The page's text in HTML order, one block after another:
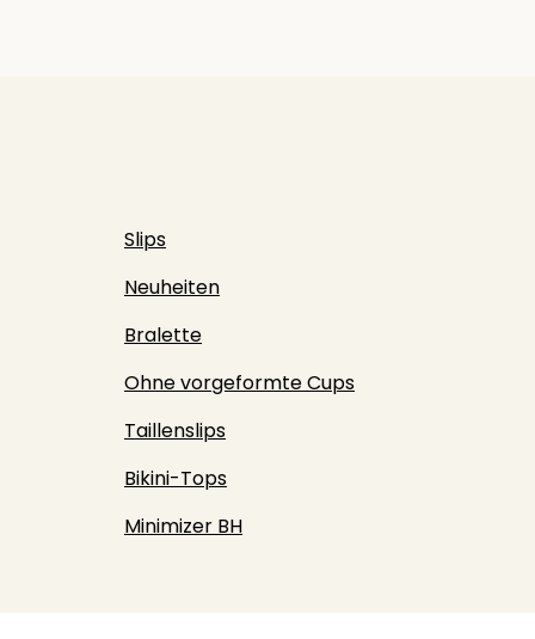
Slips
Neuheiten
Bralette
Ohne vorgeformte Cups
Taillenslips
Bikini-Tops
Minimizer BH